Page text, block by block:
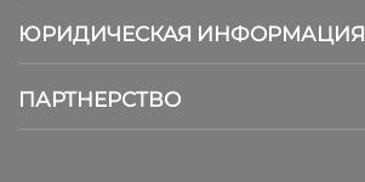
ЮРИДИЧЕСКАЯ ИНФОРМАЦИЯ
ПАРТНЕРСТВО